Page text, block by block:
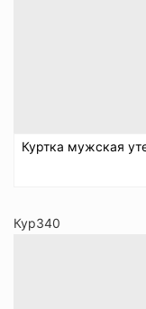
Куртка мужская
Кур340